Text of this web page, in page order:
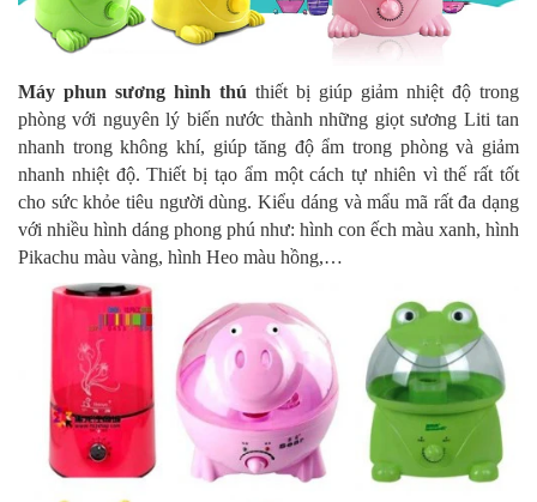
Máy phun sương hình thú thiết bị giúp giảm nhiệt độ trong
phòng với nguyên lý biến nước thành những giọt sương Liti tan
nhanh trong không khí, giúp tăng độ ẩm trong phòng và giảm
nhanh nhiệt độ. Thiết bị tạo ẩm một cách tự nhiên vì thế rất tốt
cho sức khỏe tiêu người dùng. Kiểu dáng và mẩu mã rất đa dạng
với nhiều hình dáng phong phú như: hình con ếch màu xanh, hình
Pikachu màu vàng, hình Heo màu hồng,…